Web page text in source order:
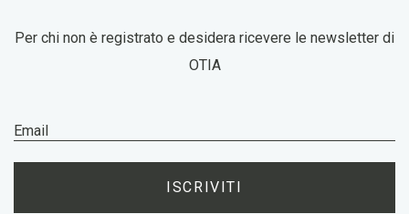
Per chi non è registrato e desidera ricevere le newsletter di
OTIA
ISCRIVITI